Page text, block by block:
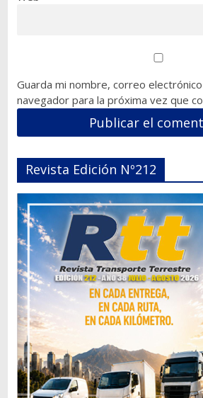
Guarda mi nombre, correo
navegador para la próxima vez que
Revista Edición Nº212